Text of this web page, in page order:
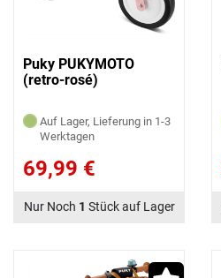
Puky PUKYMOTO
(retro-rosé)
Auf Lager, Lieferung in 1-3
Werktagen
69,99 €
Nur Noch 1 Stück auf Lager